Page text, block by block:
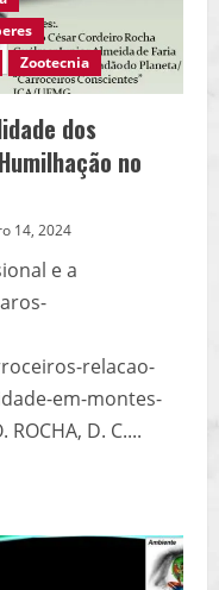
Zootecnia
dos
no
14, 2024
e a
relacao-
em-montes-
D. C....